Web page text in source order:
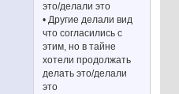
это/делали это
• Другие делали вид
что согласились с
этим, но в тайне
хотели продолжать
делать это/делали
это